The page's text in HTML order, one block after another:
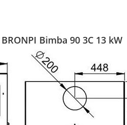
Bimba 90 3C 13 kW